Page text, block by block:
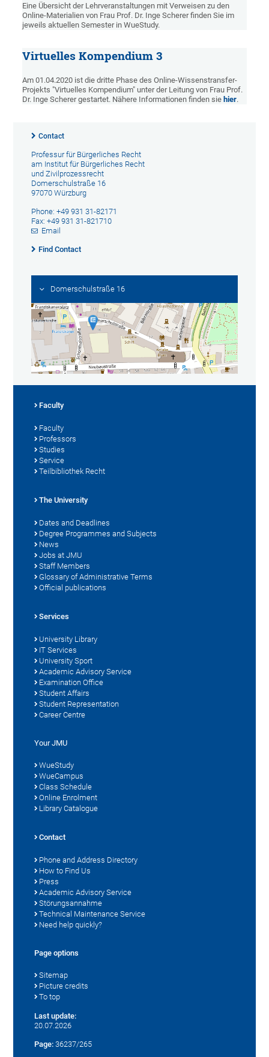
Eine Übersicht der Lehrveranstaltungen mit Verweisen zu den
Online-Materialien von Frau Prof. Dr. Inge Scherer finden Sie im
jeweils aktuellen Semester in WueStudy.
Virtuelles Kompendium 3
Am 01.04.2020 ist die dritte Phase des Online-Wissenstransfer-
Projekts "Virtuelles Kompendium" unter der Leitung von Frau Prof.
Dr. Inge Scherer gestartet. Nähere Informationen finden sie hier.
Contact
Professur für Bürgerliches Recht
am Institut für Bürgerliches Recht
und Zivilprozessrecht
Domerschulstraße 16
97070 Würzburg
Phone: +49 931 31-82171
Fax: +49 931 31-821710
Email
Find Contact
Domerschulstraße 16
Faculty
Faculty
Professors
Studies
Service
Teilbibliothek Recht
The University
Dates and Deadlines
Degree Programmes and Subjects
News
Jobs at JMU
Staff Members
Glossary of Administrative Terms
Official publications
Services
University Library
IT Services
University Sport
Academic Advisory Service
Examination Office
Student Affairs
Student Representation
Career Centre
Your JMU
WueStudy
WueCampus
Class Schedule
Online Enrolment
Library Catalogue
Contact
Phone and Address Directory
How to Find Us
Press
Academic Advisory Service
Störungsannahme
Technical Maintenance Service
Need help quickly?
Page options
Sitemap
Picture credits
To top
Last update:
20.07.2026
Page: 36237/265